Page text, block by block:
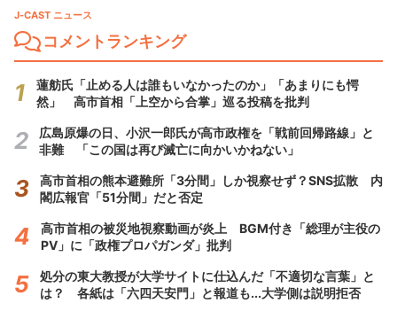
J-CAST ニュース
コメントランキング
蓮舫氏「止める人は誰もいなかったのか」「あまりにも愕
然」 高市首相「上空から合掌」巡る投稿を批判
広島原爆の日、小沢一郎氏が高市政権を「戦前回帰路線」と
非難 「この国は再び滅亡に向かいかねない」
高市首相の熊本避難所「3分間」しか視察せず？SNS拡散 内
閣広報官「51分間」だと否定
高市首相の被災地視察動画が炎上 BGM付き「総理が主役の
PV」に「政権プロパガンダ」批判
処分の東大教授が大学サイトに仕込んだ「不適切な言葉」と
は？ 各紙は「六四天安門」と報道も...大学側は説明拒否